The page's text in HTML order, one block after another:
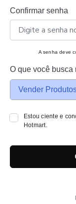
Confirmar senha
A senha deve
O que você busca
Vender
Estou ciente e
Hotmart.